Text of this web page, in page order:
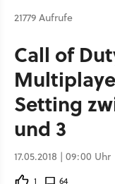
21779 Aufrufe
Call of
Setting
und 3
17.05.2018 | 09:00 Uhr
1 64